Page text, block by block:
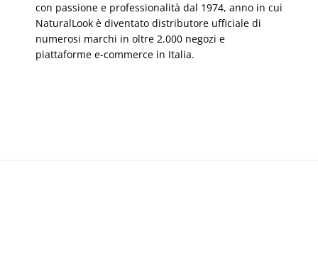
con passione e professionalità dal 1974, anno in cui
NaturalLook è diventato distributore ufficiale di
numerosi marchi in oltre 2.000 negozi e
piattaforme e-commerce in Italia.